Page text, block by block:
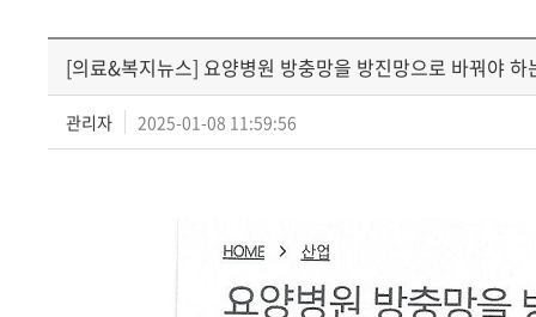
[의료&복지뉴스] 요양병원 방충망을 방진망으로 바꿔야 하
관리자 2025-01-08 11:59:56